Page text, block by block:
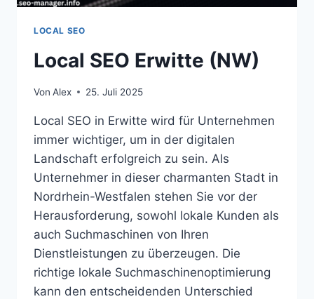
LOCAL SEO
Local SEO Erwitte (NW)
Von Alex 25. Juli 2025
Local SEO in Erwitte wird für Unternehmen
immer wichtiger, um in der digitalen
Landschaft erfolgreich zu sein. Als
Unternehmer in dieser charmanten Stadt in
Nordrhein-Westfalen stehen Sie vor der
Herausforderung, sowohl lokale Kunden als
auch Suchmaschinen von Ihren
Dienstleistungen zu überzeugen. Die
richtige lokale Suchmaschinenoptimierung
kann den entscheidenden Unterschied